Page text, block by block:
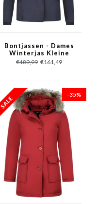
Bontjassen - Dames
Winterjas Kleine
Bontkraag - Blauw
€189,99 €161,49
-35%